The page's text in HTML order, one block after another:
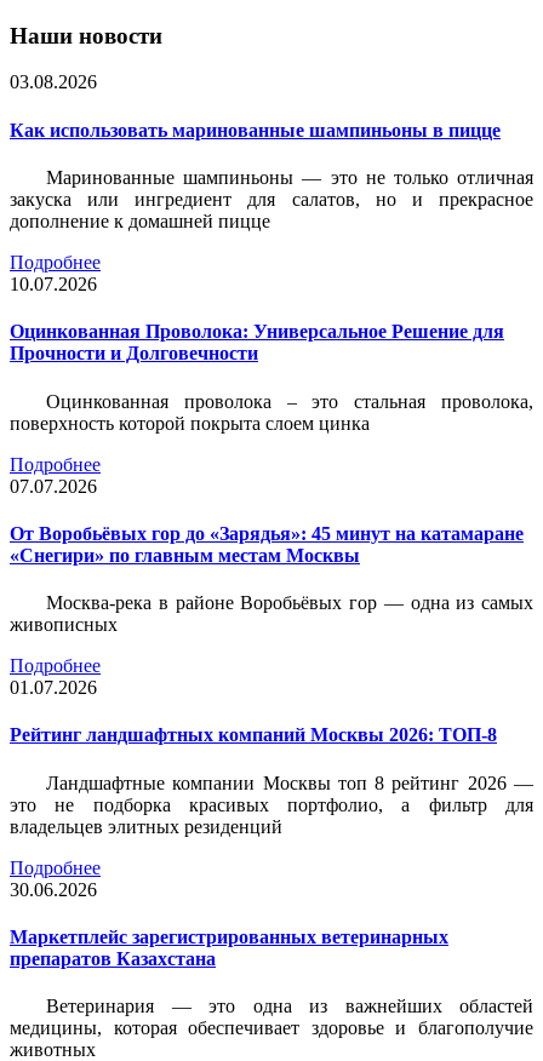
Наши новости
03.08.2026
Как использовать маринованные шампиньоны в пицце
Маринованные шампиньоны — это не только отличная
закуска или ингредиент для салатов, но и прекрасное
дополнение к домашней пицце
Подробнее
10.07.2026
Оцинкованная Проволока: Универсальное Решение для
Прочности и Долговечности
Оцинкованная проволока – это стальная проволока,
поверхность которой покрыта слоем цинка
Подробнее
07.07.2026
От Воробьёвых гор до «Зарядья»: 45 минут на катамаране
«Снегири» по главным местам Москвы
Москва-река в районе Воробьёвых гор — одна из самых
живописных
Подробнее
01.07.2026
Рейтинг ландшафтных компаний Москвы 2026: ТОП-8
Ландшафтные компании Москвы топ 8 рейтинг 2026 —
это не подборка красивых портфолио, а фильтр для
владельцев элитных резиденций
Подробнее
30.06.2026
Маркетплейс зарегистрированных ветеринарных
препаратов Казахстана
Ветеринария — это одна из важнейших областей
медицины, которая обеспечивает здоровье и благополучие
животных